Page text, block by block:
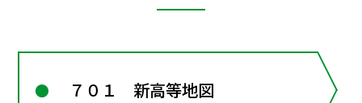
７０１ 新高等地図